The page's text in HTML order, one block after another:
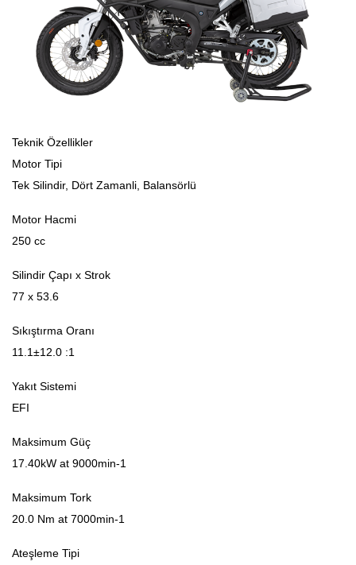
Teknik Özellikler
Motor Tipi
Tek Silindir, Dört Zamanli, Balansörlü
Motor Hacmi
250 cc
Silindir Çapı x Strok
77 x 53.6
Sıkıştırma Oranı
11.1±12.0 :1
Yakıt Sistemi
EFI
Maksimum Güç
17.40kW at 9000min-1
Maksimum Tork
20.0 Nm at 7000min-1
Ateşleme Tipi